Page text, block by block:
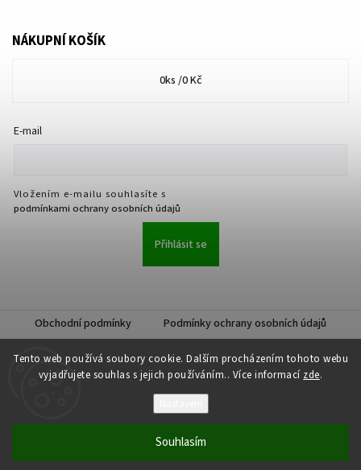
Tento web používá soubory cookie. Dalším procházením tohoto webu
vyjadřujete souhlas s jejich používáním.. Více informací zde.
Souhlasím
NÁKUPNÍ KOŠÍK
0ks /0 Kč
E-mail
Vložením e-mailu souhlasíte s
podmínkami ochrany osobních údajů
Přihlásit se
Obchodní podmínky Podmínky ochrany osobních údajů
Copyright 2026JKK Professional s.r.o.. Všechna práva vyhrazena.
Upravit nastavení cookies